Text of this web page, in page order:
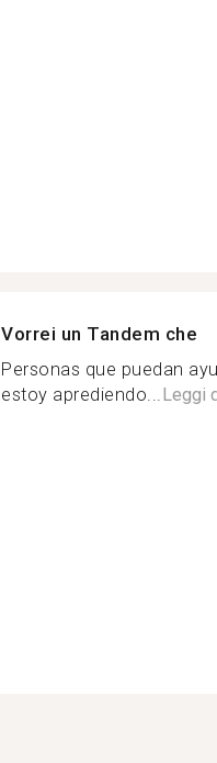
Vorrei un Tandem che
Personas que puedan
estoy aprediendo...Leggi